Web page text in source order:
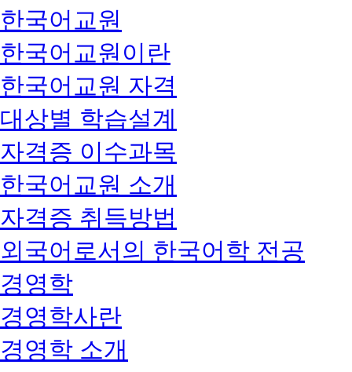
한국어교원
한국어교원이란
한국어교원 자격
대상별 학습설계
자격증 이수과목
한국어교원 소개
자격증 취득방법
외국어로서의 한국어학 전공
경영학
경영학사란
경영학 소개